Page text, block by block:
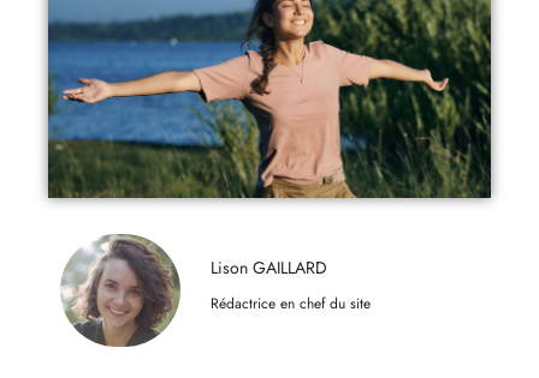
Lison GAILLARD
Rédactrice en chef du site